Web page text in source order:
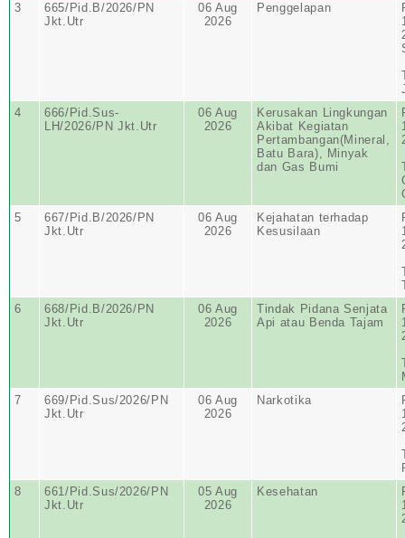
3
665/Pid.B/2026/PN
Jkt.Utr
06 Aug
2026
Penggelapan
4
666/Pid.Sus-
LH/2026/PN Jkt.Utr
06 Aug
2026
Kerusakan Lingkungan
Akibat Kegiatan
Pertambangan(Mineral,
Batu Bara), Minyak
dan Gas Bumi
5
667/Pid.B/2026/PN
Jkt.Utr
06 Aug
2026
Kejahatan terhadap
Kesusilaan
6
668/Pid.B/2026/PN
Jkt.Utr
06 Aug
2026
Tindak Pidana Senjata
Api atau Benda Tajam
7
669/Pid.Sus/2026/PN
Jkt.Utr
06 Aug
2026
Narkotika
8
661/Pid.Sus/2026/PN
Jkt.Utr
05 Aug
2026
Kesehatan